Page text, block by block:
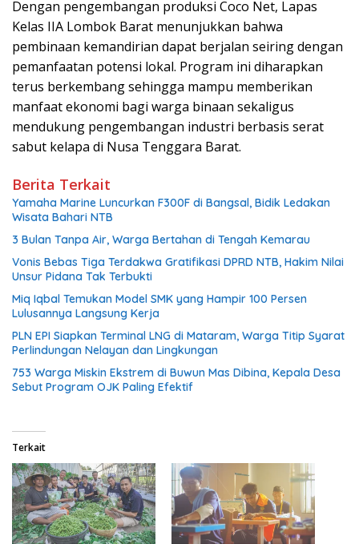
Dengan pengembangan produksi Coco Net, Lapas
Kelas IIA Lombok Barat menunjukkan bahwa
pembinaan kemandirian dapat berjalan seiring dengan
pemanfaatan potensi lokal. Program ini diharapkan
terus berkembang sehingga mampu memberikan
manfaat ekonomi bagi warga binaan sekaligus
mendukung pengembangan industri berbasis serat
sabut kelapa di Nusa Tenggara Barat.
Berita Terkait
Yamaha Marine Luncurkan F300F di Bangsal, Bidik Ledakan
Wisata Bahari NTB
3 Bulan Tanpa Air, Warga Bertahan di Tengah Kemarau
Vonis Bebas Tiga Terdakwa Gratifikasi DPRD NTB, Hakim Nilai
Unsur Pidana Tak Terbukti
Miq Iqbal Temukan Model SMK yang Hampir 100 Persen
Lulusannya Langsung Kerja
PLN EPI Siapkan Terminal LNG di Mataram, Warga Titip Syarat
Perlindungan Nelayan dan Lingkungan
753 Warga Miskin Ekstrem di Buwun Mas Dibina, Kepala Desa
Sebut Program OJK Paling Efektif
Terkait